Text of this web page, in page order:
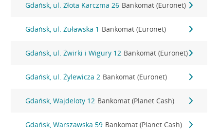
Gdańsk, ul. Złota Karczma 26 Bankomat (Euronet)
Gdańsk, ul. Żuławska 1 Bankomat (Euronet)
Gdańsk, ul. Żwirki i Wigury 12 Bankomat (Euronet)
Gdańsk, ul. Żylewicza 2 Bankomat (Euronet)
Gdańsk, Wajdeloty 12 Bankomat (Planet Cash)
Gdańsk, Warszawska 59 Bankomat (Planet Cash)